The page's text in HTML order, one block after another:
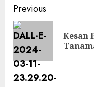
Post
navigation
Previous
Kesan